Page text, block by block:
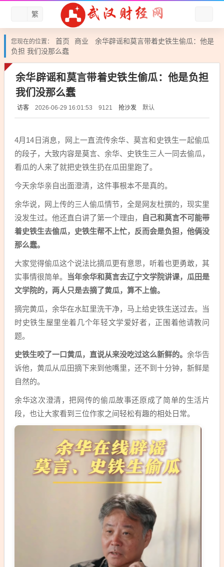
繁
您现在的位置： 首页 商业
余华辟谣和莫言带着史铁生偷瓜：他是
负担 我们没那么蠢
余华辟谣和莫言带着史铁生偷瓜：他是负担
我们没那么蠢
访客 2026-06-29 16:01:53 9121 抢沙发 默认
4月14日消息，网上一直流传余华、莫言和史铁生一起偷瓜
的段子，大致内容是莫言、余华、史铁生三人一同去偷瓜，
看瓜的人来了就把史铁生扔在瓜田里跑了。
今天余华亲自出面澄清，这件事根本不是真的。
余华说，网上传的三人偷瓜情节，全是网友杜撰的，现实里
没发生过。他还直白讲了第一个理由，
自己和莫言不可能带
着史铁生去偷瓜，史铁生帮不上忙，反而会是负担，他俩没
那么蠢。
大家觉得偷瓜这个说法比摘瓜更有意思，听着也更勇敢，其
实事情很简单。
当年余华和莫言去辽宁文学院讲课，瓜田是
文学院的，两人只是去摘了黄瓜，算不上偷。
摘完黄瓜，余华在水缸里洗干净，马上给史铁生送过去。当
时史铁生屋里坐着几个年轻文学爱好者，正围着他请教问
题。
史铁生咬了一口黄瓜，直说从来没吃过这么新鲜的。 余华告
诉他，黄瓜从瓜田摘下来到他嘴里，还不到十分钟，新鲜是
自然的。
余华这次澄清，把网传的偷瓜故事还原成了简单的生活片
段，也让大家看到三位作家之间轻松有趣的相处日常。